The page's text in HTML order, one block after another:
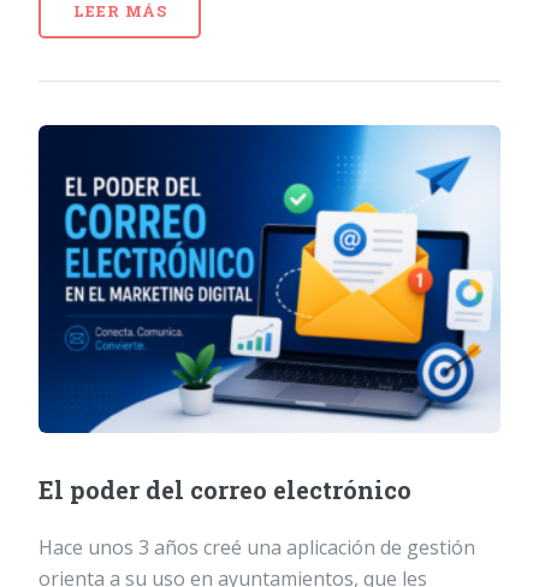
LEER MÁS
El poder del correo electrónico
Hace unos 3 años creé una aplicación de gestión
orienta a su uso en ayuntamientos, que les